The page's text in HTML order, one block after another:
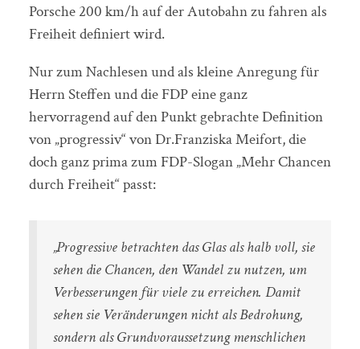
Porsche 200 km/h auf der Autobahn zu fahren als
Freiheit definiert wird.
Nur zum Nachlesen und als kleine Anregung für
Herrn Steffen und die FDP eine ganz
hervorragend auf den Punkt gebrachte Definition
von „progressiv“ von Dr.Franziska Meifort, die
doch ganz prima zum FDP-Slogan „Mehr Chancen
durch Freiheit“ passt:
„Progressive betrachten das Glas als halb voll, sie
sehen die Chancen, den Wandel zu nutzen, um
Verbesserungen für viele zu erreichen. Damit
sehen sie Veränderungen nicht als Bedrohung,
sondern als Grundvoraussetzung menschlichen